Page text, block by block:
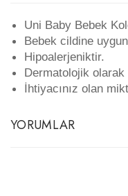
Uni Baby Bebek
Bebek cildine
Hipoalerjeniktir.
Dermatolojik
İhtiyacınız olan
YORUMLAR